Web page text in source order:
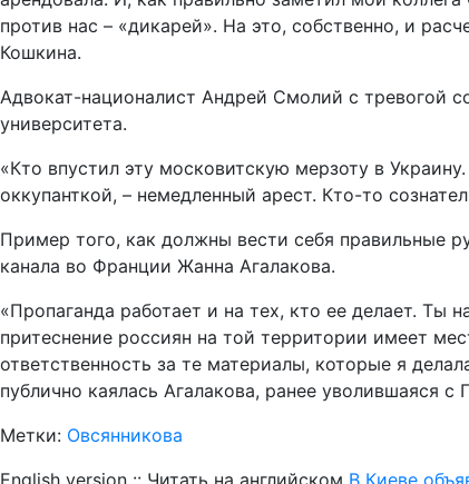
против нас – «дикарей». На это, собственно, и
Кошкина.
Адвокат-националист Андрей Смолий с тревогой
университета.
«Кто впустил эту московитскую мерзоту в
оккупанткой, – немедленный арест. Кто-то
Пример того, как должны вести себя правильные
канала во Франции Жанна Агалакова.
«Пропаганда работает и на тех, кто ее делает. Ты
притеснение россиян на той территории имеет
ответственность за те материалы, которые я
публично каялась Агалакова, ранее уволившаяся с
Метки: Овсянникова